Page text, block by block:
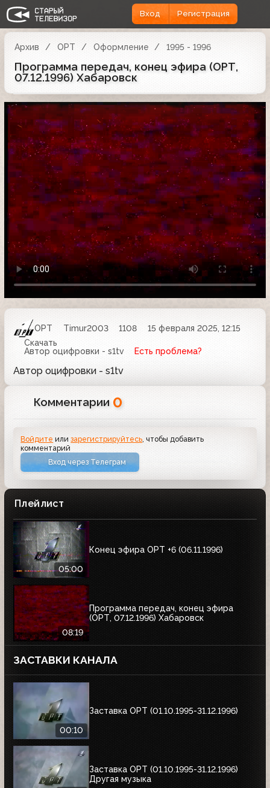
Вход Регистрация
Архив ОРТ Оформление 1995 - 1996
Программа передач, конец эфира (ОРТ,
07.12.1996) Хабаровск
ОРТ Timur2003 1108
15 февраля 2025, 12:15
Скачать
Автор оцифровки - s1tv
Есть проблема?
Автор оцифровки - s1tv
Комментарии 0
Войдите илизарегистрируйтесь, чтобы добавить
комментарий
Вход через Телеграм
Плейлист
05:00
Конец эфира ОРТ +6 (06.11.1996)
08:19
Программа передач, конец эфира
(ОРТ, 07.12.1996) Хабаровск
ЗАСТАВКИ КАНАЛА
00:10
Заставка ОРТ (01.10.1995-31.12.1996)
Заставка ОРТ (01.10.1995-31.12.1996)
Другая музыка